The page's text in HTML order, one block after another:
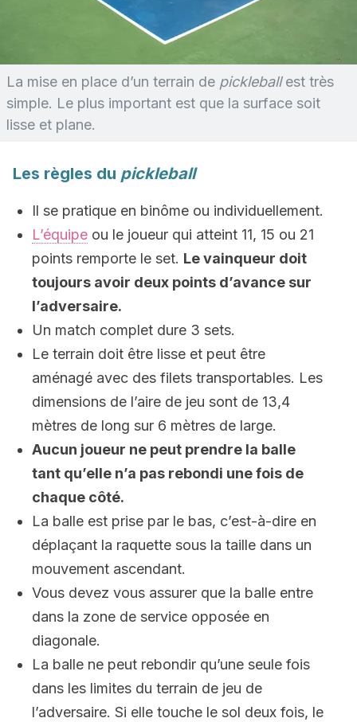
La mise en place d’un terrain de pickleballest très
simple. Le plus important est que la surface soit
lisse et plane.
Les règles du pickleball
Il se pratique en binôme ou individuellement.
L’équipe ou le joueur qui atteint 11, 15 ou 21
points remporte le set. Le vainqueur doit
toujours avoir deux points d’avance sur
l’adversaire.
Un match complet dure 3 sets.
Le terrain doit être lisse et peut être
aménagé avec des filets transportables. Les
dimensions de l’aire de jeu sont de 13,4
mètres de long sur 6 mètres de large.
Aucun joueur ne peut prendre la balle
tant qu’elle n’a pas rebondi une fois de
chaque côté.
La balle est prise par le bas, c’est-à-dire en
déplaçant la raquette sous la taille dans un
mouvement ascendant.
Vous devez vous assurer que la balle entre
dans la zone de service opposée en
diagonale.
La balle ne peut rebondir qu’une seule fois
dans les limites du terrain de jeu de
l’adversaire. Si elle touche le sol deux fois, le